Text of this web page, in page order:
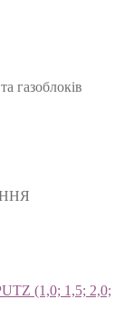
газоблоків
(1,0; 1,5; 2,0;